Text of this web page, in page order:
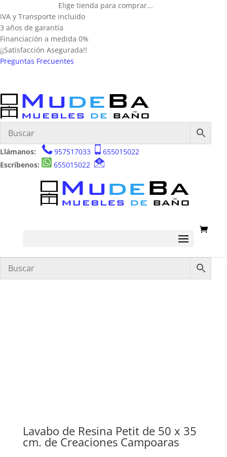
Elige tienda para comprar...
IVA y Transporte incluido
3 años de garantía
Financiación a medida 0%
¡¡Satisfacción Asegurada!!
Preguntas Frecuentes
Llámanos: 957517033
655015022
Escríbenos:
655015022
Lavabo de Resina Petit de 50 x 35
cm. de Creaciones Campoaras